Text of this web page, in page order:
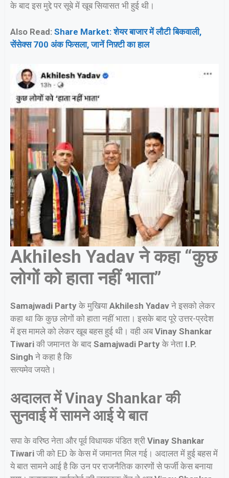
के बाद इस मुद्दे पर सूबे में खूब सियासत भी हुई थी।
Also Read: Share Market: शेयर बाजार में लौटी बिकवाली,
सेंसेक्स 700 अंक फिसला, जानें निफ़्टी का हाल
Akhilesh Yadav ने कहा “कुछ
लोगों को हाता नहीं भाता”
Samajwadi Party के मुखिया Akhilesh Yadav ने इसको लेकर
कहा था कि कुछ लोगों को हाता नहीं भाता। इसके बाद पूरे उत्तर-प्रदेश
में इस मामले को लेकर खूब बहस हुई थी। वही अबVinay Shankar
Tiwari की जमानत के बाद Samajwadi Party के नेता I.P.
Singh ने कहा है कि
सत्यमेव जयते।
अदालत में Vinay Shankar की
सुनवाई में सामने आई ये बात
सपा के वरिष्ठ नेता और पूर्व विधायक पंडित श्री Vinay Shankar
Tiwari जी को ED के केस में जमानत मिल गई। अदालत में हुई बहस में
ये बात सामने आई है कि उन पर राजनैतिक कारणों से फर्जी केस बनाया